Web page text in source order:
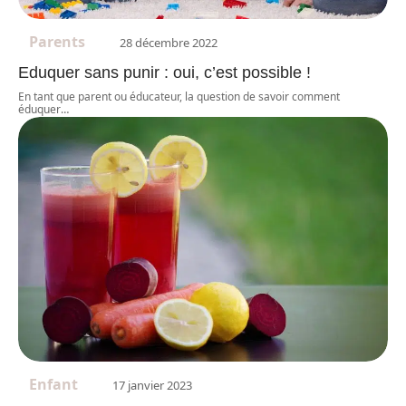
Parents 28 décembre 2022
Eduquer sans punir : oui, c’est possible !
En tant que parent ou éducateur, la question de savoir comment
éduquer…
Enfant 17 janvier 2023